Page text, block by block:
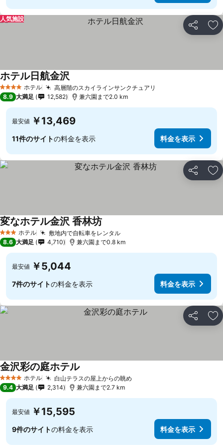
シェア お
人気施設
4 ホテルのランク
ホテル 高層階のスカイラインサンクチュアリ
ホテル日航金沢料金を表示
8.9 大満足 12,582 兼六園まで2.0 km
最安値 ￥13,469
11件のサイトの料金を表示 料金を表示
シェア お
3 ホテルのランク
ホテル 敷地内で自転車をレンタル料金を表示
変なホテル金沢 香林坊
8.6 大満足 4,710 兼六園まで0.8 km
最安値 ￥5,044
7件のサイトの料金を表示 料金を表示
シェア お
4 ホテルのランク
ホテル 白山テラスの屋上からの眺め
金沢彩の庭ホテル
9.4 大満足 2,314 兼六園まで2.7 km
最安値 ￥15,595
9件のサイトの料金を表示 料金を表示